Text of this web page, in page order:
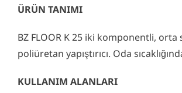
ÜRÜN TANIMI
BZ FLOOR K 25 iki komponentli, orta
poliüretan yapıştırıcı. Oda
KULLANIM ALANLARI